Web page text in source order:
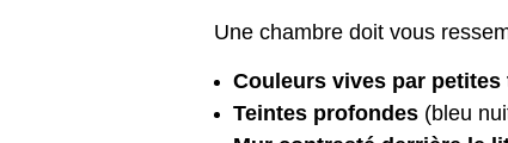
Une chambre doit vous
Couleurs vives par petites
Teintes profondes (bleu